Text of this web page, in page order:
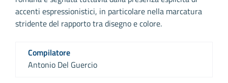
accenti espressionistici, in particolare nella marcatura
stridente del rapporto tra disegno e colore.
Compilatore
Antonio Del Guercio